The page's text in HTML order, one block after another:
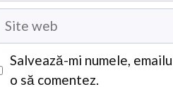
Site
Salvează-mi numele,
o să comentez.